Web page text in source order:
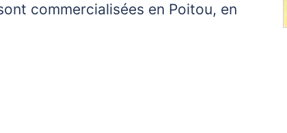
commercialisées en Poitou, en